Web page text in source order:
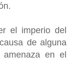
el imperio del
de alguna
amenaza en el